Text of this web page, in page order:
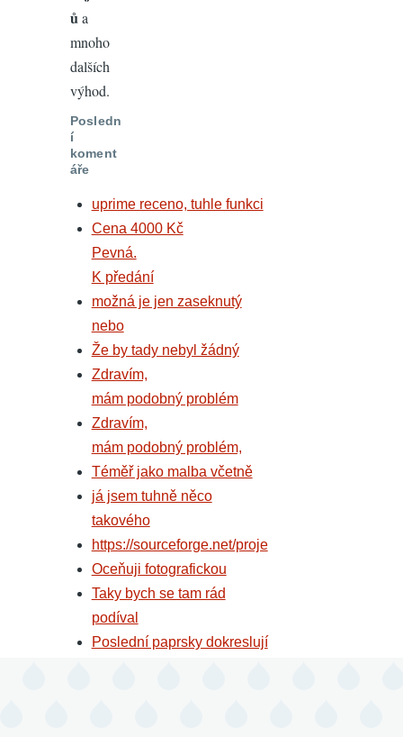
ů a
mnoho
dalších
výhod.
Posledn
í
koment
áře
uprime receno, tuhle funkci
Cena 4000 Kč
Pevná.
K předání
možná je jen zaseknutý
nebo
Že by tady nebyl žádný
Zdravím,
mám podobný problém
Zdravím,
mám podobný problém,
Téměř jako malba včetně
já jsem tuhně něco
takového
https://sourceforge.net/proje
Oceňuji fotografickou
Taky bych se tam rád
podíval
Poslední paprsky dokreslují